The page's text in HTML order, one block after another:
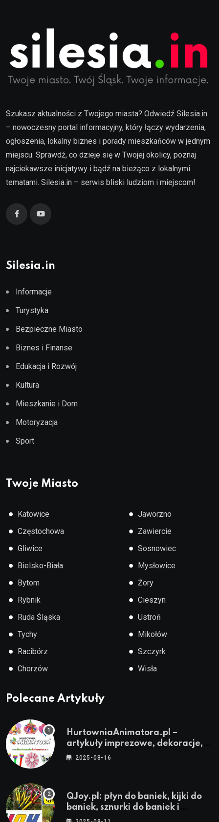
Szukasz aktualności z Twojego miasta? Odwiedź Silesia.in
– nowoczesny portal informacyjny, który łączy wydarzenia,
ogłoszenia, lokalny biznes i porady mieszkańców w jednym
miejscu. Sprawdź, co dzieje się w Twojej okolicy, poznaj
najciekawsze inicjatywy i bądź na bieżąco z lokalnymi
tematami. Silesia.in – serwis bliski ludziom i miejscom!
Silesia.in
Informacje
Turystyka
Bezpieczne Miasto
Biznes i Finanse
Edukacja i Rozwój
Kultura
Mieszkanie i Dom
Motoryzacja
Sport
Twoje Miasto
● Katowice
● Częstochowa
● Gliwice
● Bielsko-Biała
● Bytom
● Rybnik
● Ruda Śląska
● Tychy
● Racibórz
● Chorzów
● Jaworzno
● Zawiercie
● Sosnowiec
● Mysłowice
● Żory
● Cieszyn
● Ustroń
● Mikołów
● Szczyrk
● Wisła
Polecane Artykuły
HurtowniaAnimatora.pl –
artykuły imprezowe, dekoracje,
stroje i akcesoria dla animatorów
2025-08-16
QJoy.pl: płyn do baniek, kijki do
baniek, sznurki do baniek i
zestawy do baniek